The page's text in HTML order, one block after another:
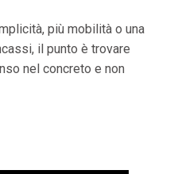
più mobilità o una
il punto è trovare
nel concreto e non